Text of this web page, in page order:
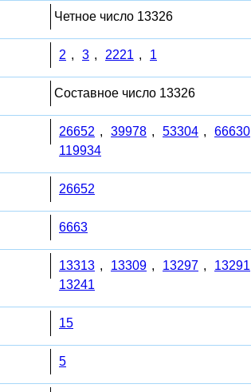
Четное число 13326
2 , 3 , 2221 , 1
Составное число 13326
26652 , 39978 , 53304 , 66630
119934
26652
6663
13313 , 13309 , 13297 , 13291
13241
15
5